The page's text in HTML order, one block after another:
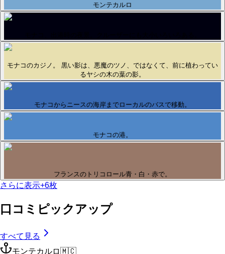
モンテカルロ
モナコのカジノ。 黒い影は、悪魔のツノ、ではなくて、前に植わってい
るヤシの木の葉の影。
モナコからニースの海岸までローカルのバスで移動。
モナコの港。
フランスのトリコロール青・白・赤で。
さらに表示+6枚
口コミピックアップ
すべて見る
モンテカルロ🇲🇨